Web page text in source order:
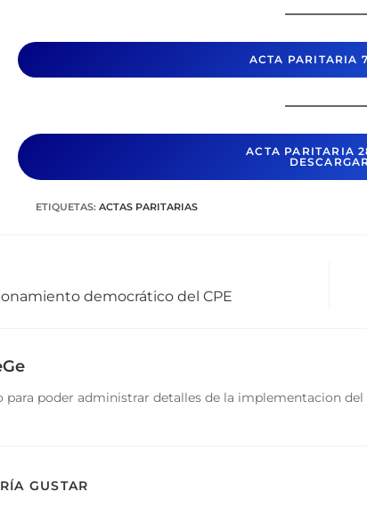
ACTA PARITARIA
ACTA PARITARIA
ETIQUETAS: ACTAS PARITARIAS
democrático del CPE
para poder administrar detalles de la implementacion del
GUSTAR